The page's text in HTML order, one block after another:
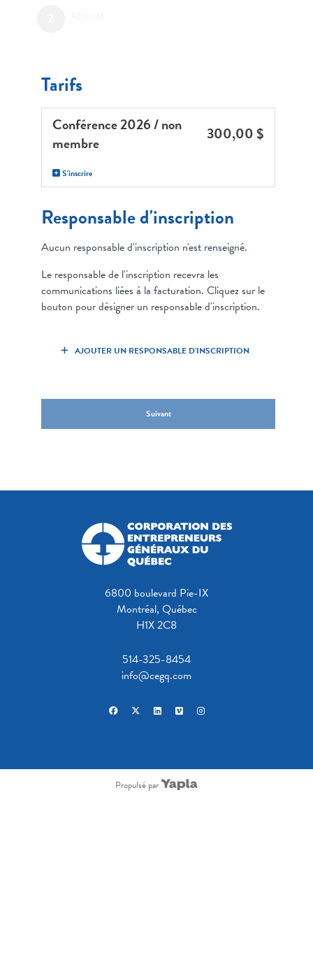
Tarifs
Conférence 2026 / non
membre
300,00 $
S'inscrire
Responsable d'inscription
Aucun responsable d'inscription n'est renseigné.
Le responsable de l'inscription recevra les
communications liées à la facturation. Cliquez sur le
bouton pour désigner un responsable d'inscription.
AJOUTER UN RESPONSABLE D'INSCRIPTION
Suivant
6800 boulevard Pie-IX
Montréal, Québec
H1X 2C8
514-325-8454
info@cegq.com
facebookx-twitterlinkedinvimeoinstagram
Propulsé par